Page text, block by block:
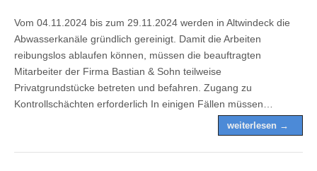
Vom 04.11.2024 bis zum 29.11.2024 werden in Altwindeck die
Abwasserkanäle gründlich gereinigt. Damit die Arbeiten
reibungslos ablaufen können, müssen die beauftragten
Mitarbeiter der Firma Bastian & Sohn teilweise
Privatgrundstücke betreten und befahren. Zugang zu
Kontrollschächten erforderlich In einigen Fällen müssen…
weiterlesen →